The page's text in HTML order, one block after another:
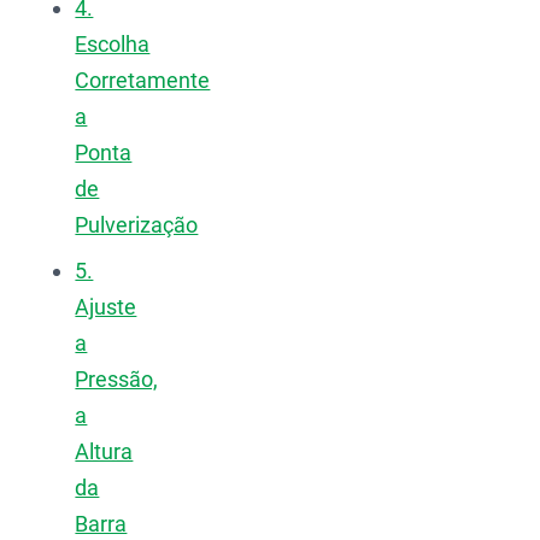
4.
Escolha
Corretamente
a
Ponta
de
Pulverização
5.
Ajuste
a
Pressão,
a
Altura
da
Barra